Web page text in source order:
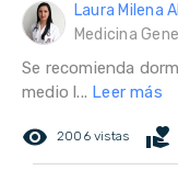
Laura Milena
Medicina
Se recomienda
medio l... Leer más
remove_red_eye 2006 vistas volunteer_activism